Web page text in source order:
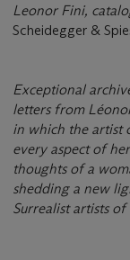
Leonor Fini,
Scheidegger &
Exceptional
letters from
in which the artist
every aspect of
thoughts of a
shedding a new
Surrealist artists